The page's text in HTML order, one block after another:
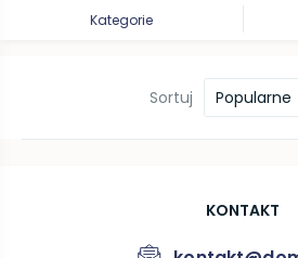
Kategorie
Sortuj Popularne
KONTAKT